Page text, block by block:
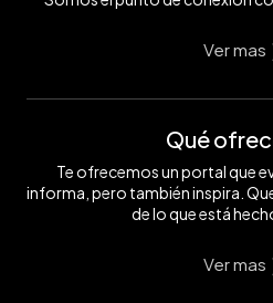
Ver mas
Qué
Te ofrecemos un portal que
informa, pero también inspira.
de lo que está
Ver mas